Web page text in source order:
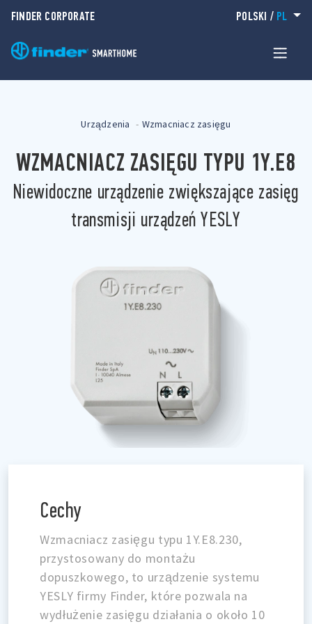
FINDER CORPORATE POLSKI / PL
Urządzenia Wzmacniacz zasięgu
WZMACNIACZ ZASIĘGU TYPU 1Y.E8
Niewidoczne urządzenie zwiększające zasięg
transmisji urządzeń YESLY
Cechy
Wzmacniacz zasięgu typu 1Y.E8.230,
przystosowany do montażu
dopuszkowego, to urządzenie systemu
YESLY firmy Finder, które pozwala na
wydłużenie zasięgu działania o około 10